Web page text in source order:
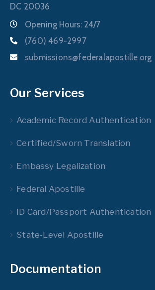
DC 20036
Opening Hours: 24/7
(760) 469-2997
submissions@federalapostille.org
Our Services
Academic Record Authentication
Certified/Sworn Translation
Embassy Legalization
Federal Apostille
ID Card/Passport Authentication
State-Level Apostille
Documentation